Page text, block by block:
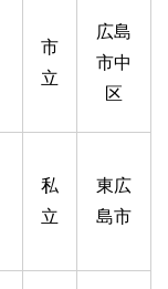
市
立
広島
市中
区
私
立
東広
島市